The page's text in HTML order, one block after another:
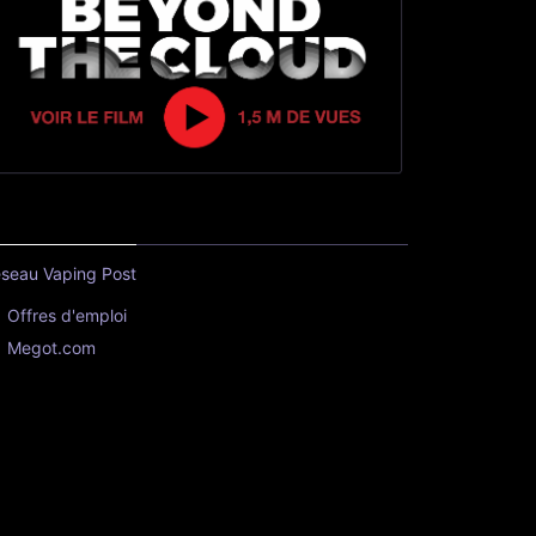
Vaping Post
Offres d'emploi
Megot.com